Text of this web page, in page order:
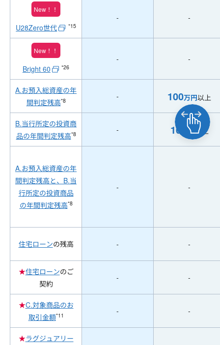
New！！
U28Zero世代 *15
- -
New！！
Bright 60 *26
- -
A.お預入総資産の年
間判定残高*8 - 100万円以上
B.当行所定の投資商
品の年間判定残高*8 - 10 万円以上
A.お預入総資産の年
間判定残高と、B.当
行所定の投資商品
の年間判定残高*8
- -
住宅ローンの残高 - -
★住宅ローンのご
契約
- -
★C.対象商品のお
取引金額*11 - -
★ラグジュアリー